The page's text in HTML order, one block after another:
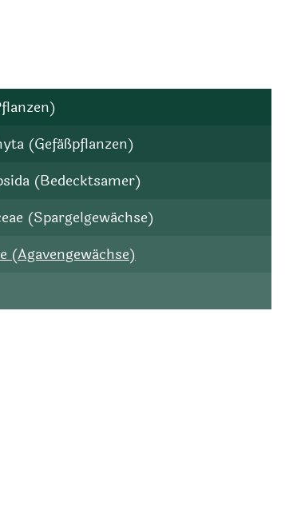
(Gefäßpflanzen)
(Bedecktsamer)
(Spargelgewächse)
(Agavengewächse)